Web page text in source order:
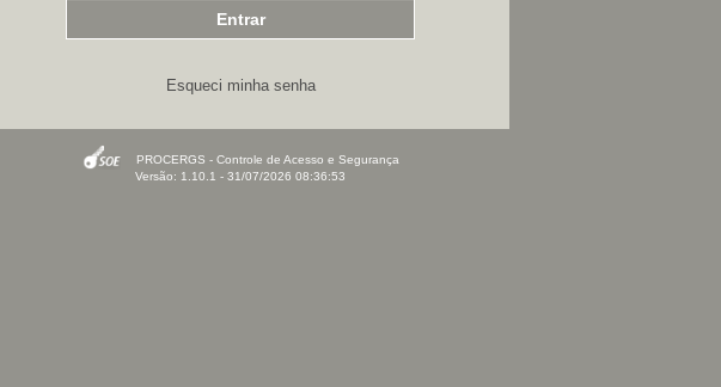
Esqueci minha senha
PROCERGS - Controle de Acesso e Segurança
Versão: 1.10.1 - 31/07/2026 08:36:53